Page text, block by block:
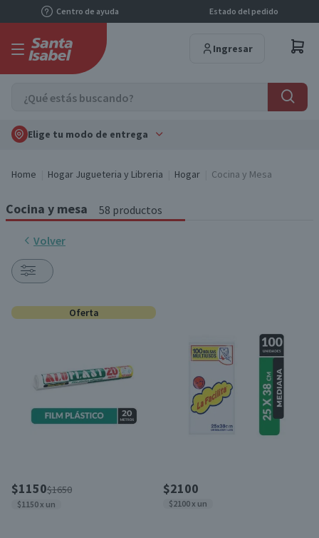
Centro de ayuda Estado del pedido
Ingresar
Elige tu modo de entrega
Home Hogar Jugueteria y Libreria Hogar Cocina y Mesa
Cocina y mesa 58 productos
Volver
Oferta
$1150$1650
$1150 x un
$2100
$2100 x un